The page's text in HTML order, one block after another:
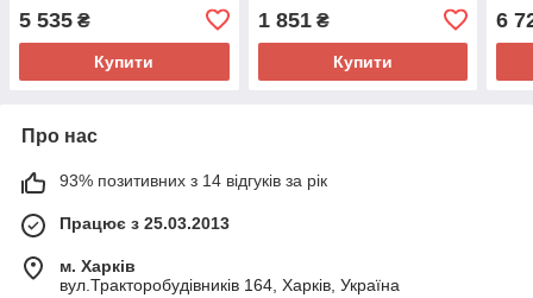
5 535 ₴
Купити
1 851₴
Купити
6
Про нас
93% позитивних з 14 відгуків за рік
Працює з 25.03.2013
м. Харків
вул.Тракторобудівників 164, Харків, Україна